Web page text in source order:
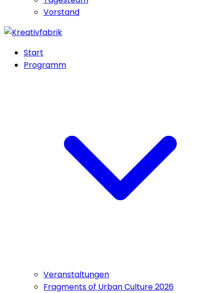
Vorstand
Start
Programm
Veranstaltungen
Fragments of Urban Culture 2026